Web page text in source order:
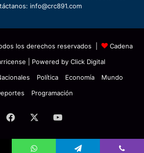
info@crc891.com
los derechos reservados |
Cadena
| Powered by Click Digital
Política Economía
Mundo
Programación
Facebook YouTube